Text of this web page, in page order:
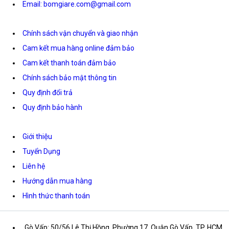
Email: bomgiare.com@gmail.com
Chính sách vận chuyển và giao nhận
Cam kết mua hàng online đảm bảo
Cam kết thanh toán đảm bảo
Chính sách bảo mật thông tin
Quy định đổi trả
Quy định bảo hành
Giới thiệu
Tuyển Dụng
Liên hệ
Hướng dẫn mua hàng
Hình thức thanh toán